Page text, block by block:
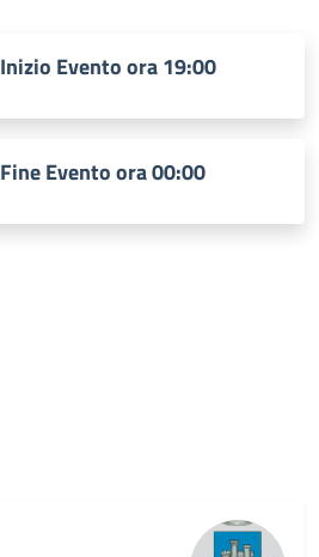
Inizio Evento ora 19:00
Fine Evento ora 00:00